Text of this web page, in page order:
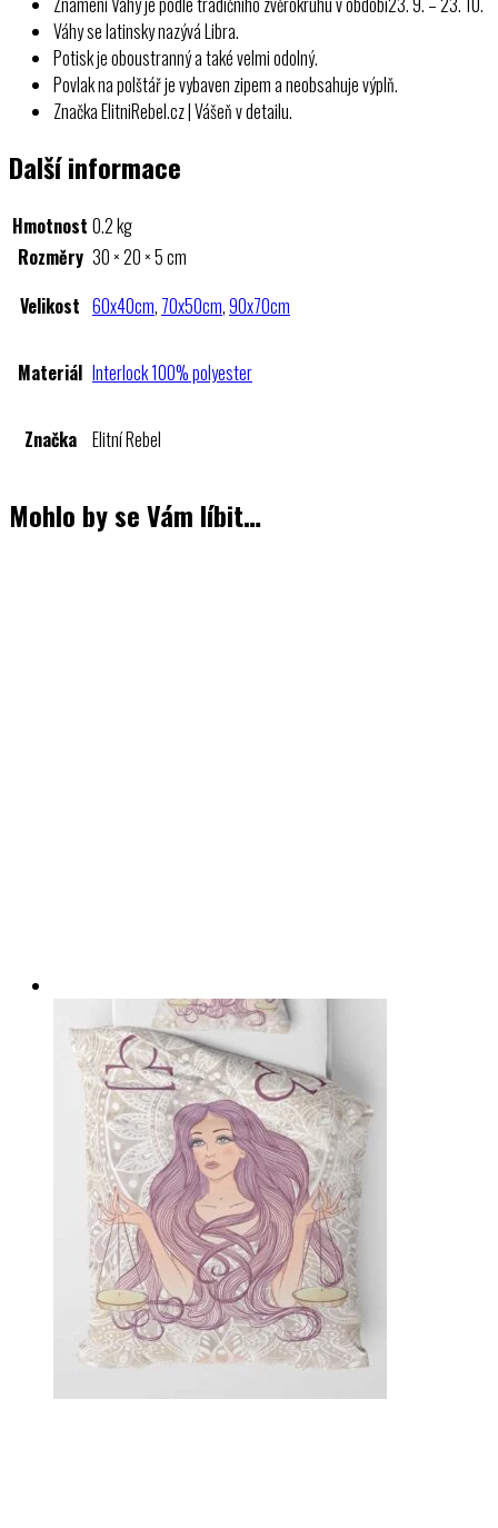
Váhy se latinsky nazývá Libra.
Potisk je oboustranný a také velmi odolný.
Povlak na polštář je vybaven zipem a neobsahuje výplň.
Značka ElitniRebel.cz | Vášeň v detailu.
Další informace
Hmotnost 0.2 kg
Rozměry 30 × 20 × 5 cm
Velikost 60x40cm, 70x50cm,90x70cm
Materiál Interlock 100% polyester
Značka Elitní Rebel
Mohlo by se Vám líbit…